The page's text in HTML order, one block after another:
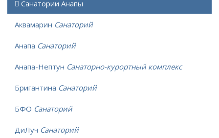
Санатории Анапы
Аквамарин Санаторий
Анапа Санаторий
Анапа-Нептун Санаторно-курортный комплекс
Бригантина Санаторий
БФО Санаторий
ДиЛуч Санаторий